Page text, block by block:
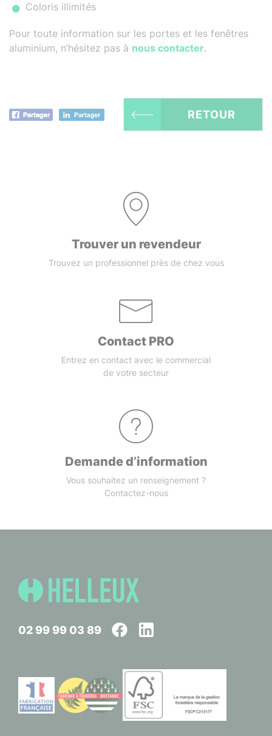
Coloris illimités
Pour toute information sur les portes et les fenêtres
aluminium, n’hésitez pas à nous contacter.
RETOUR
Trouver un revendeur
Trouvez un professionnel près de chez vous
Contact PRO
Entrez en contact avec le commercial
de votre secteur
Demande d’information
Vous souhaitez un renseignement ?
Contactez-nous
02 99 99 03 89